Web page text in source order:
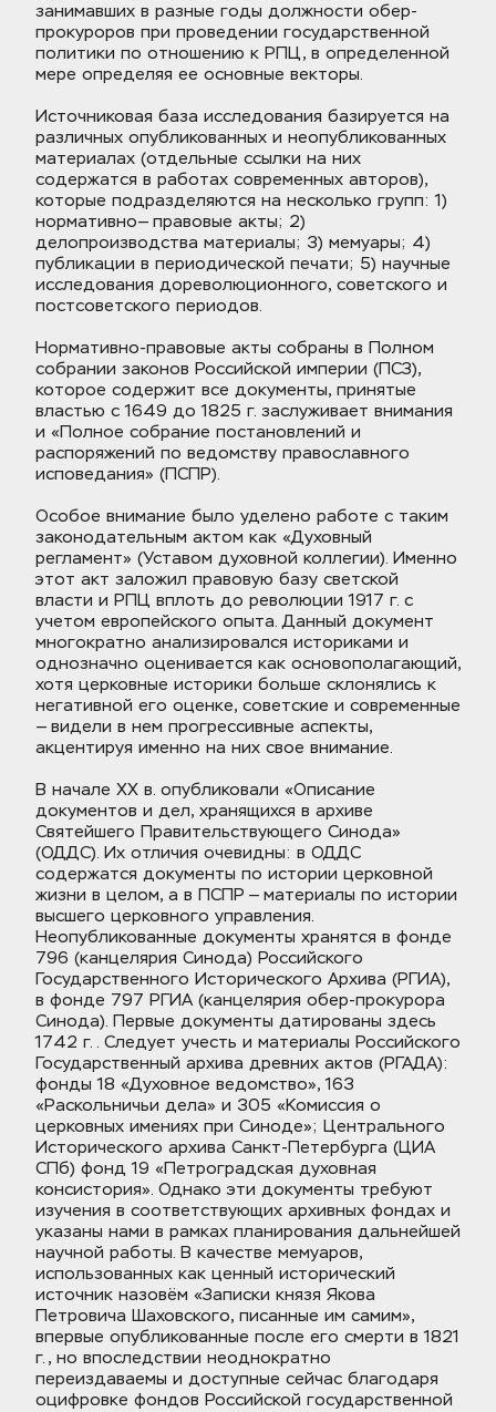
занимавших в разные годы должности обер-
прокуроров при проведении государственной
политики по отношению к РПЦ, в определенной
мере определяя ее основные векторы.
Источниковая база исследования базируется на
различных опубликованных и неопубликованных
материалах (отдельные ссылки на них
содержатся в работах современных авторов),
которые подразделяются на несколько групп: 1)
нормативно— правовые акты; 2)
делопроизводства материалы; 3) мемуары; 4)
публикации в периодической печати; 5) научные
исследования дореволюционного, советского и
постсоветского периодов.
Нормативно-правовые акты собраны в Полном
собрании законов Российской империи (ПСЗ),
которое содержит все документы, принятые
властью с 1649 до 1825 г. заслуживает внимания
и «Полное собрание постановлений и
распоряжений по ведомству православного
исповедания» (ПСПР).
Особое внимание было уделено работе с таким
законодательным актом как «Духовный
регламент» (Уставом духовной коллегии). Именно
этот акт заложил правовую базу светской
власти и РПЦ вплоть до революции 1917 г. с
учетом европейского опыта. Данный документ
многократно анализировался историками и
однозначно оценивается как основополагающий,
хотя церковные историки больше склонялись к
негативной его оценке, советские и современные
— видели в нем прогрессивные аспекты,
акцентируя именно на них свое внимание.
В начале XX в. опубликовали «Описание
документов и дел, хранящихся в архиве
Святейшего Правительствующего Синода»
(ОДДС). Их отличия очевидны: в ОДДС
содержатся документы по истории церковной
жизни в целом, а в ПСПР — материалы по истории
высшего церковного управления.
Неопубликованные документы хранятся в фонде
796 (канцелярия Синода) Российского
Государственного Исторического Архива (РГИА),
в фонде 797 РГИА (канцелярия обер-прокурора
Синода). Первые документы датированы здесь
1742 г. . Следует учесть и материалы Российского
Государственный архива древних актов (РГАДА):
фонды 18 «Духовное ведомство», 163
«Раскольничьи дела» и 305 «Комиссия о
церковных имениях при Синоде»; Центрального
Исторического архива Санкт-Петербурга (ЦИА
СПб) фонд 19 «Петроградская духовная
консистория». Однако эти документы требуют
изучения в соответствующих архивных фондах и
указаны нами в рамках планирования дальнейшей
научной работы. В качестве мемуаров,
использованных как ценный исторический
источник назовём «Записки князя Якова
Петровича Шаховского, писанные им самим»,
впервые опубликованные после его смерти в 1821
г., но впоследствии неоднократно
переиздаваемы и доступные сейчас благодаря
оцифровке фондов Российской государственной